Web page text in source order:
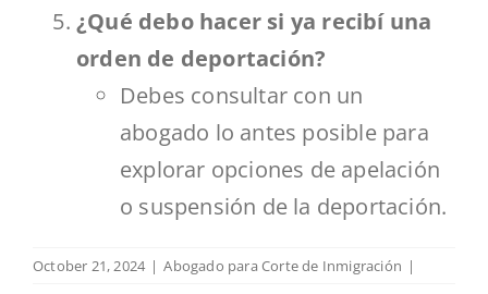
¿Qué debo hacer si ya recibí una
orden de deportación?
Debes consultar con un
abogado lo antes posible para
explorar opciones de apelación
o suspensión de la deportación.
October 21, 2024 | Abogado para Corte de Inmigración |